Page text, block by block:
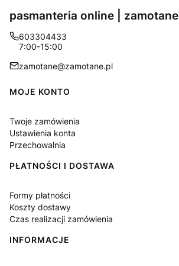
pasmanteria online | zamotane
603304433
7:00-15:00
zamotane@zamotane.pl
Linki w stopce
MOJE KONTO
Twoje zamówienia
Ustawienia konta
Przechowalnia
PŁATNOŚCI I DOSTAWA
Formy płatności
Koszty dostawy
Czas realizacji zamówienia
INFORMACJE